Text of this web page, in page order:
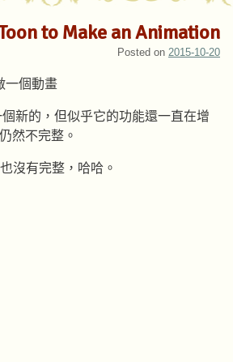
to Make an Animation
Posted on 2015-10-20
一個動畫
新的，但似乎它的功能還一直在增
然不完整。
沒有完整，哈哈。